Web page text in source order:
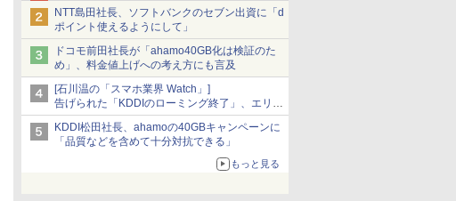
NTT島田社長、ソフトバンクのセブン出資に「d
ポイント使えるようにして」
ドコモ前田社長が「ahamo40GB化は検証のた
め」、料金値上げへの考え方にも言及
[石川温の「スマホ業界 Watch」]
告げられた「KDDIのローミング終了」、エリア
マップの落とし穴と楽天モバイルの課題
KDDI松田社長、ahamoの40GBキャンペーンに
「品質などを含めて十分対抗できる」
もっと見る